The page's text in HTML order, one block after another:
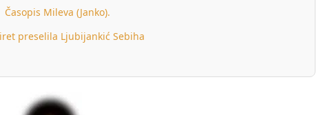
Časopis Mileva (Janko).
preselila Ljubijankić Sebiha